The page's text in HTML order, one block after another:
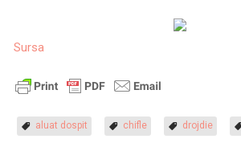
Sursa
aluat dospit chifle drojdie